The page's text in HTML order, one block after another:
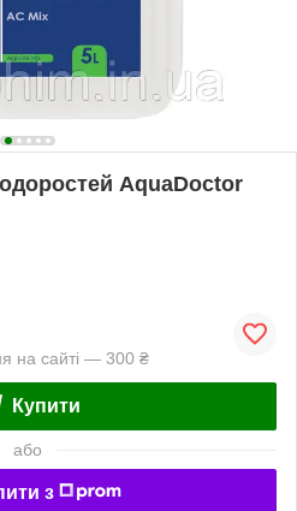
AquaDoctor
на сайті — 300 ₴
Купити
або
з